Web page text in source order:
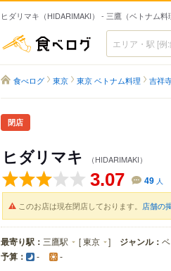
ヒダリマキ（HIDARIMAKI） - 三鷹（ベトナム料
食べログ
食べログ 東京 東京 ベトナム料理 吉祥
閉店
ヒダリマキ （HIDARIMAKI）
3.07 49 人
このお店は現在閉店しております。 店舗の
最寄り駅： 三鷹駅 [東京 ] ジャンル：
予算： - -